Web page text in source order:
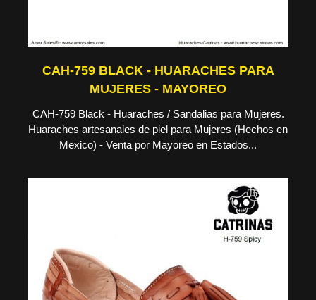
CAH-759 BLACK - HUARACHES PARA
MUJERES - MAYOREO
CAH-759 Black - Huaraches / Sandalias para Mujeres.
Huaraches artesanales de piel para Mujeres (Hechos en
Mexico) - Venta por Mayoreo en Estados...